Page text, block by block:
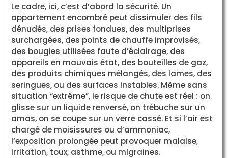
Le cadre, ici, c’est d’abord la sécurité. Un
appartement encombré peut dissimuler des fils
dénudés, des prises fondues, des multiprises
surchargées, des points de chauffe improvisés,
des bougies utilisées faute d’éclairage, des
appareils en mauvais état, des bouteilles de gaz,
des produits chimiques mélangés, des lames, des
seringues, ou des surfaces instables. Même sans
situation “extrême”, le risque de chute est réel : on
glisse sur un liquide renversé, on trébuche sur un
amas, on se coupe sur un verre cassé. Et si l’air est
chargé de moisissures ou d’ammoniac,
l’exposition prolongée peut provoquer malaise,
irritation, toux, asthme, ou migraines.